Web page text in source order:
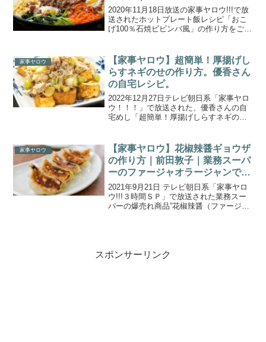
2020年11月18日放送の家事ヤロウ!!!で放
送されたホットプレート飯レシピ「おこ
げ100％石焼ビビンバ風」の作り方をご紹
ビンバ風ご飯、豆乳だけで作れちゃう無
限豆乳丼...
家事ヤロウ
【家事ヤロウ】超簡単！厚揚げし
らすネギのせの作り方。優香さん
の自宅レシピ。
2022年12月27日テレビ朝日系「家事ヤロ
ウ！！！」で放送された、優香さんの自
宅めし「超簡単！厚揚げしらすネギの
プの常連さんが選ぶ最強アイテム
BEST10を大発表...
家事ヤロウ
【家事ヤロウ】花椒辣醤ギョウザ
の作り方｜前田敦子｜業務スーパ
ーのファージャオラージャンでア
レンジレシピ
2021年9月21日 テレビ朝日系「家事ヤロ
ウ!!!３時間ＳＰ」で放送された業務スー
パーの爆売れ商品”花椒辣醤（ファージャ
スポンサーリンク